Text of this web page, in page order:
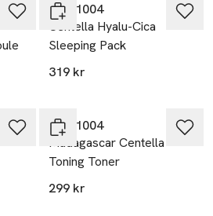
SKIN1004
Centella Hyalu-Cica
Sleeping Pack
319 kr
SKIN1004
Madagascar Centella
Toning Toner
299 kr